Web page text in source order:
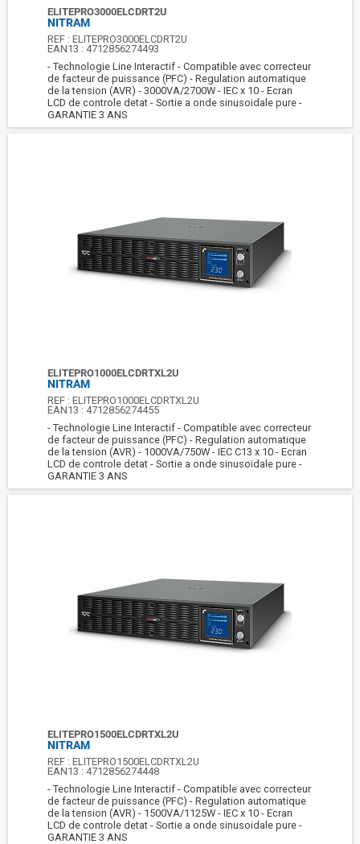
ELITEPRO3000ELCDRT2U
NITRAM
REF :ELITEPRO3000ELCDRT2U
EAN13 : 4712856274493
- Technologie Line Interactif - Compatible avec correcteur
de facteur de puissance (PFC) - Regulation automatique
de la tension (AVR) - 3000VA/2700W - IEC x 10 - Ecran
LCD de controle detat - Sortie a onde sinusoidale pure -
GARANTIE 3 ANS
ELITEPRO1000ELCDRTXL2U
NITRAM
REF :ELITEPRO1000ELCDRTXL2U
EAN13 : 4712856274455
- Technologie Line Interactif - Compatible avec correcteur
de facteur de puissance (PFC) - Regulation automatique
de la tension (AVR) - 1000VA/750W - IEC C13 x 10 - Ecran
LCD de controle detat - Sortie a onde sinusoidale pure -
GARANTIE 3 ANS
ELITEPRO1500ELCDRTXL2U
NITRAM
REF :ELITEPRO1500ELCDRTXL2U
EAN13 : 4712856274448
- Technologie Line Interactif - Compatible avec correcteur
de facteur de puissance (PFC) - Regulation automatique
de la tension (AVR) - 1500VA/1125W - IEC x 10 - Ecran
LCD de controle detat - Sortie a onde sinusoidale pure -
GARANTIE 3 ANS